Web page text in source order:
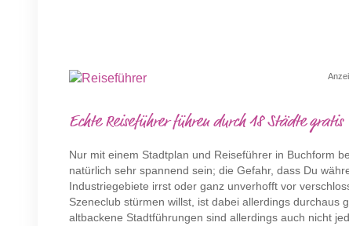
Echte Reiseführer führen durch 18 Städte gratis
Nur mit einem Stadtplan und Reiseführer in Buchform
natürlich sehr spannend sein; die Gefahr, dass Du
Industriegebiete irrst oder ganz unverhofft vor
Szeneclub stürmen willst, ist dabei allerdings durchaus
altbackene Stadtführungen sind allerdings auch nicht